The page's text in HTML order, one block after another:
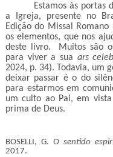
Estamos às portas
a Igreja, presente no
Edição do Missal
os elementos, que nos
deste livro. Muitos são
para viver a sua ars
2024, p. 34). Todavia, um
deixar passar é o do
para estarmos em
um culto ao Pai, em
prima de Deus.
BOSELLI, G. O sentido
2017.